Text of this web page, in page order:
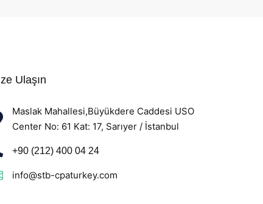
Ulaşın
Maslak Mahallesi,Büyükdere Caddesi USO
Center No: 61 Kat: 17, Sarıyer / İstanbul
+90 (212) 400 04 24
info@stb-cpaturkey.com